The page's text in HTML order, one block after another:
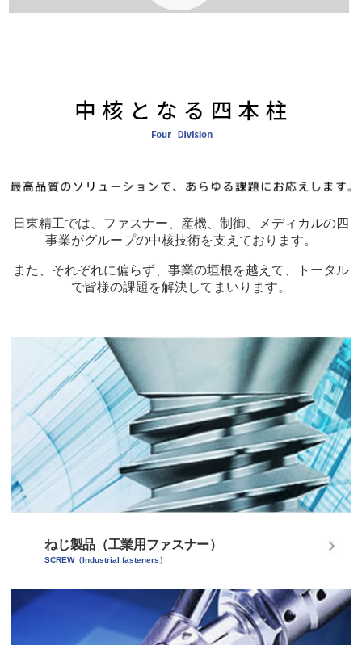
日東精工では、ファスナー、産機、制御、メディカルの四
事業がグループの中核技術を支えております。
また、それぞれに偏らず、事業の垣根を越えて、トータル
で皆様の課題を解決してまいります。
ねじ製品（工業用ファスナー）
SCREW（Industrial fasteners）